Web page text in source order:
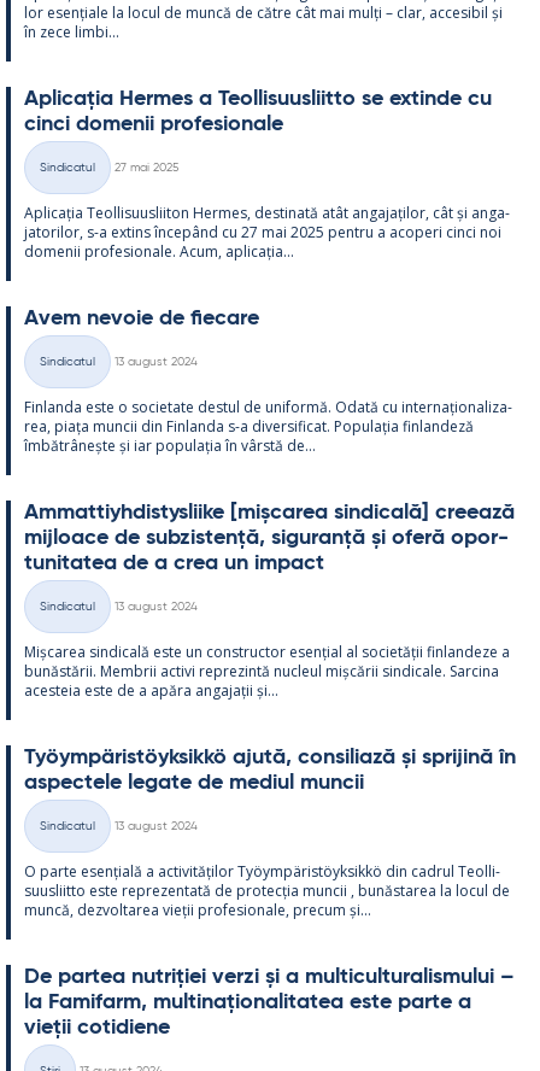
lor esențiale la locul de muncă de către cât mai mulți – clar, acce­si­bil și
în zece limbi...
Aplicația Her­mes a Teol­li­suus­liitto se ex­tinde cu
cinci do­me­nii pro­fe­sio­nale
Categorii
Sindicatul
27 mai 2025
Aplicația Teol­li­suus­lii­ton Her­mes, des­ti­nată atât an­ga­jați­lor, cât și an­ga­
ja­to­ri­lor, s-a ex­tins începând cu 27 mai 2025 pentru a aco­peri cinci noi
do­me­nii pro­fe­sio­nale. Acum, aplicația...
Avem ne­voie de fiecare
Categorii
Sindicatul
13 august 2024
Fin­landa este o socie­tate des­tul de uni­formă. Odată cu in­ter­națio­na­liza­
rea, piața muncii din Fin­landa s-a di­ver­si­ficat. Po­pu­lația fin­lan­deză
îmbătrâ­nește și iar po­pu­lația în vârstă de...
Am­mat­tiyh­dis­tys­liike [mișca­rea sin­dicală] cree­ază
mij­loace de subzis­tență, si­gu­ranță și oferă opor­
tu­ni­ta­tea de a crea un im­pact
Categorii
Sindicatul
13 august 2024
Mișca­rea sin­dicală este un con­struc­tor esențial al societății fin­lan­deze a
bunăstă­rii. Mem­brii ac­tivi reprezintă nucleul mișcă­rii sin­dicale. Sarcina
aces­teia este de a apăra an­ga­jații și...
Työym­pä­ris­töyk­sikkö ajută, con­si­liază și spri­jină în
as­pec­tele le­gate de me­diul muncii
Categorii
Sindicatul
13 august 2024
O parte esențială a ac­ti­vități­lor Työym­pä­ris­töyk­sikkö din cadrul Teol­li­
suus­liitto este reprezen­tată de pro­tecția muncii , bunăs­ta­rea la locul de
muncă, dez­vol­ta­rea vieții pro­fe­sio­nale, precum și...
De par­tea nut­riției verzi și a mul­ticul­tu­ra­lis­mu­lui –
la Fa­mi­farm, mul­ti­națio­na­li­ta­tea este parte a
vieții co­ti­diene